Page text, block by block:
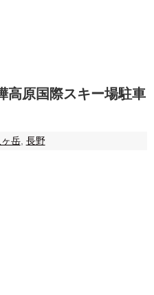
高原国際スキー場駐車
ヶ岳, 長野